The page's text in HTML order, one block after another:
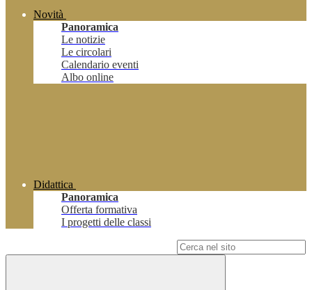
Novità
Panoramica
Le notizie
Le circolari
Calendario eventi
Albo online
Didattica
Panoramica
Offerta formativa
I progetti delle classi